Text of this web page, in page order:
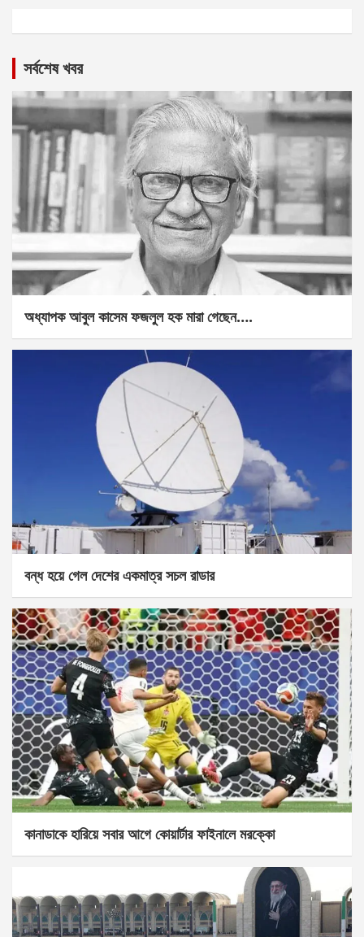
সর্বশেষ খবর
অধ্যাপক আবুল কাসেম ফজলুল হক মারা গেছেন….
বন্ধ হয়ে গেল দেশের একমাত্র সচল রাডার
কানাডাকে হারিয়ে সবার আগে কোয়ার্টার ফাইনালে মরক্কো